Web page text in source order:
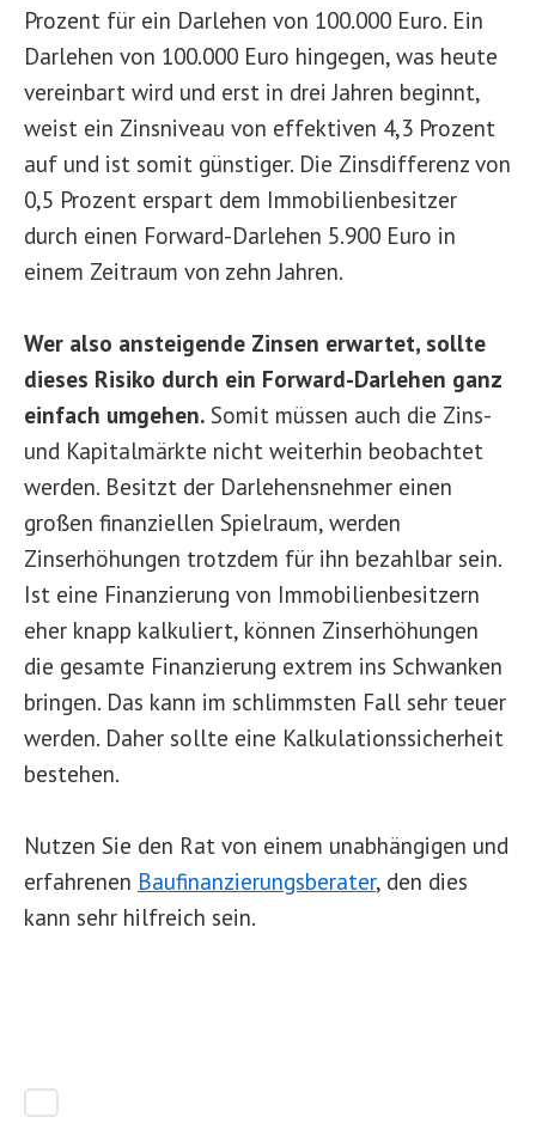
Prozent für ein Darlehen von 100.000 Euro. Ein
Darlehen von 100.000 Euro hingegen, was heute
vereinbart wird und erst in drei Jahren beginnt,
weist ein Zinsniveau von effektiven 4,3 Prozent
auf und ist somit günstiger. Die Zinsdifferenz von
0,5 Prozent erspart dem Immobilienbesitzer
durch einen Forward-Darlehen 5.900 Euro in
einem Zeitraum von zehn Jahren.
Wer also ansteigende Zinsen erwartet, sollte
dieses Risiko durch ein Forward-Darlehen ganz
einfach umgehen. Somit müssen auch die Zins-
und Kapitalmärkte nicht weiterhin beobachtet
werden. Besitzt der Darlehensnehmer einen
großen finanziellen Spielraum, werden
Zinserhöhungen trotzdem für ihn bezahlbar sein.
Ist eine Finanzierung von Immobilienbesitzern
eher knapp kalkuliert, können Zinserhöhungen
die gesamte Finanzierung extrem ins Schwanken
bringen. Das kann im schlimmsten Fall sehr teuer
werden. Daher sollte eine Kalkulationssicherheit
bestehen.
Nutzen Sie den Rat von einem unabhängigen und
erfahrenen Baufinanzierungsberater, den dies
kann sehr hilfreich sein.